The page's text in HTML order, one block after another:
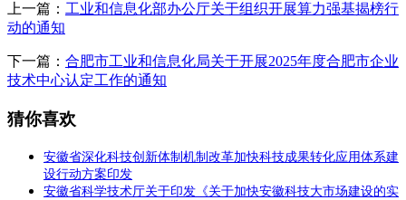
上一篇： 工业和信息化部办公厅关于组织开展算力强基揭榜行
动的通知
下一篇： 合肥市工业和信息化局关于开展2025年度合肥市企业
技术中心认定工作的通知
猜你喜欢
安徽省深化科技创新体制机制改革加快科技成果转化应用体系建
设行动方案印发
安徽省科学技术厅关于印发《关于加快安徽科技大市场建设的实